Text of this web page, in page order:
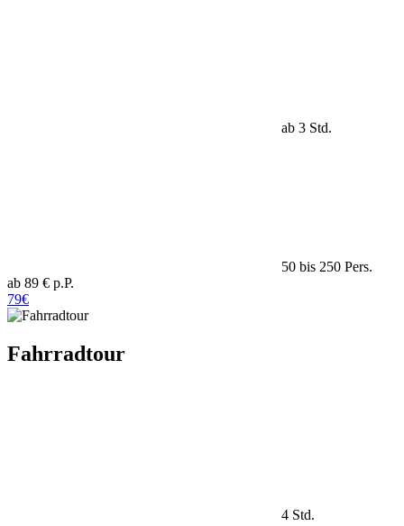
ab 3 Std.
50 bis 250 Pers.
ab 89 € p.P.
79€
Fahrradtour
4 Std.